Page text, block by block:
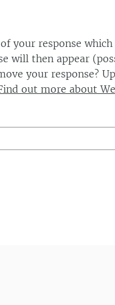
your response
will then appear
your response?
out more about